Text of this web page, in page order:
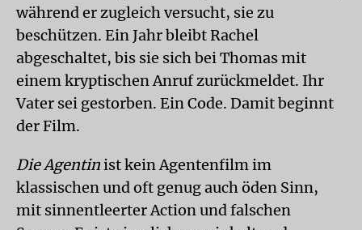
während er zugleich versucht, sie zu
beschützen. Ein Jahr bleibt Rachel
abgeschaltet, bis sie sich bei Thomas mit
einem kryptischen Anruf zurückmeldet. Ihr
Vater sei gestorben. Ein Code. Damit beginnt
der Film.
Die Agentinist kein Agentenfilm im
klassischen und oft genug auch öden Sinn,
mit sinnentleerter Action und falschen